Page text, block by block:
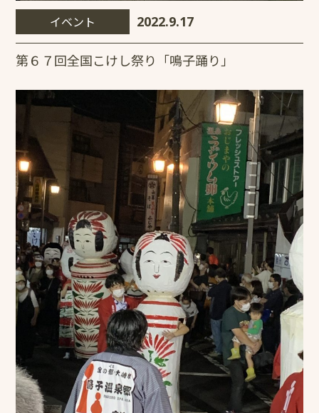
イベント 2022.9.17
第６７回全国こけし祭り「鳴子踊り」